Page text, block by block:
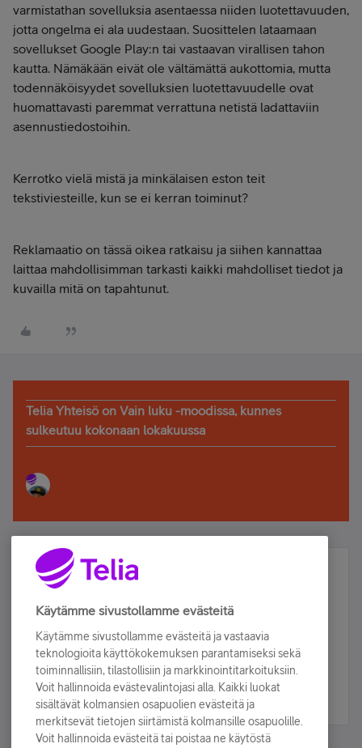
varmistathan sovelluksia asentaessa niiden luotettavuuden,
jotta ongelma ei ala uudestaan. Suosittelen lataamaan
sovellukset Google Play:n tai vastaavan virallisen tahon
kautta. Nämäkään eivät ole vältämättä aukottomia, mutta
todennäköisyydet sovelluksien luotettavuudelle ovat
huomattavasti paremmat verrattuna netistä ladattaviin
asennustiedostoihin.
Kerrotko vielä mistä ja minkälaisen eston teit
tekstiviesteille, kun se ei kerran toiminut?
Reklamaatio on tässä oikea ratkaisu ja siihen kannattaa
laittaa mahdollisimman tarkasti kaikki mahdolliset tiedot ja
kuvailla mitä on tapahtunut.
Telia Yhteisö on Vain luku -moodissa, kunnes
sulkeutuu kokonaan lokakuussa
Älä jää paitsi – osallistu ja voita!
Tilaa Telian uutiskirje ja olet mukana arvonnassa.
sähköpostiisi.
Tilaa nyt
Käytämme sivustollamme evästeitä
Käytämme sivustollamme evästeitä ja vastaavia
teknologioita käyttökokemuksen parantamiseksi sekä
toiminnallisiin, tilastollisiin ja markkinointitarkoituksiin.
Voit hallinnoida evästevalintojasi alla. Kaikki luokat
sisältävät kolmansien osapuolien evästeitä ja
merkitsevät tietojen siirtämistä kolmansille osapuolille.
Voit hallinnoida evästeitä tai poistaa ne käytöstä